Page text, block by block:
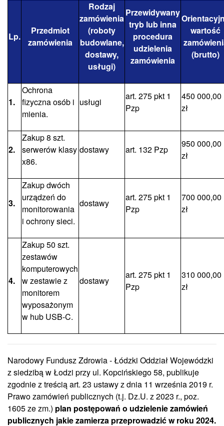
Lp.
Przedmiot
zamówienia
Rodzaj
zamówienia
(roboty
budowlane,
dostawy,
usługi)
Przewidywany
tryb lub inna
procedura
udzielenia
zamówienia
wartość
(brutto)
1.
Ochrona
fizyczna osób i
mienia.
usługi
art. 275 pkt 1
Pzp
450 000,00
zł
2.
Zakup 8 szt.
serwerów klasy
x86.
dostawy art. 132 Pzp
950 000,00
zł
3.
Zakup dwóch
urządzeń do
monitorowania
i ochrony sieci.
dostawy
art. 275 pkt 1
Pzp
700 000,00
zł
4.
Zakup 50 szt.
zestawów
komputerowych
w zestawie z
monitorem
wyposażonym
w hub USB-C.
dostawy
art. 275 pkt 1
Pzp
310 000,00
zł
Narodowy Fundusz Zdrowia - Łódzki Oddział Wojewódzki
z siedzibą w Łodzi przy ul. Kopcińskiego 58, publikuje
zgodnie z treścią art. 23 ustawy z dnia 11 września 2019 r.
Prawo zamówień publicznych (t.j. Dz.U. z 2023 r., poz.
1605 ze zm.) plan postępowań o udzielenie zamówień
publicznych jakie zamierza przeprowadzić w roku 2024.